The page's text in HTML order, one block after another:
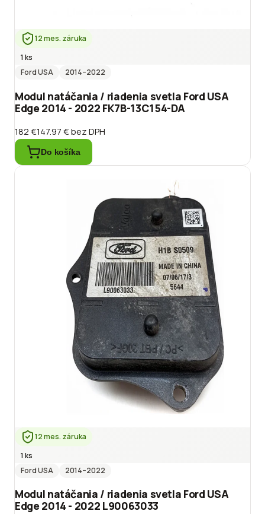
12 mes. záruka
1 ks
Ford USA
2014–2022
Modul natáčania / riadenia svetla Ford USA
Edge 2014 - 2022 FK7B-13C154-DA
182 €147.97 €bez DPH
Do košíka
12 mes. záruka
1 ks
Ford USA
2014–2022
Modul natáčania / riadenia svetla Ford USA
Edge 2014 - 2022 L90063033